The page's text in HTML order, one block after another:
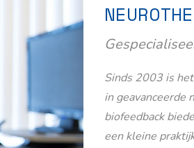
Sinds 2003 is
in geavanceerde
biofeedback
een kleine